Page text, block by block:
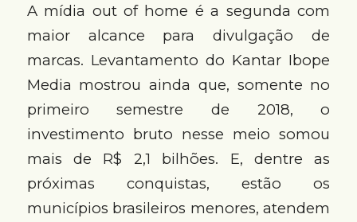
A mídia out of home é a segunda com
maior alcance para divulgação de
marcas. Levantamento do Kantar Ibope
Media mostrou ainda que, somente no
primeiro semestre de 2018, o
investimento bruto nesse meio somou
mais de R$ 2,1 bilhões. E, dentre as
próximas conquistas, estão os
municípios brasileiros menores, atendem